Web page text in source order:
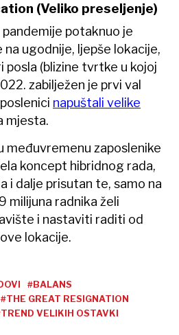
(Veliko preseljenje)
potaknuo je
ugodnije, ljepše lokacije,
posla (blizine tvrtke u kojoj
zabilježen je prvi val
napuštali velike
mjesta.
međuvremenu zaposlenike
koncept hibridnog rada,
i dalje prisutan te, samo na
milijuna radnika želi
i nastaviti raditi od
lokacije.
#BALANS
#THE GREAT RESIGNATION
VELIKIH OSTAVKI